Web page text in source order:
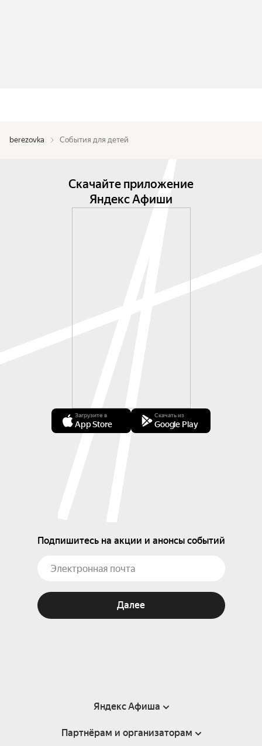
berezovka События для детей
Скачайте приложение
Яндекс Афиши
Загрузите в
App Store
Скачать из
Google Play
Подпишитесь на акции и анонсы событий
Далее
Яндекс Афиша
Справка
Партнёрам и организаторам